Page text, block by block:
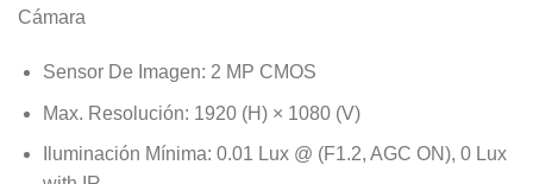
Cámara
Sensor De Imagen: 2 MP CMOS
Max. Resolución: 1920 (H) × 1080 (V)
Iluminación Mínima: 0.01 Lux @ (F1.2, AGC ON), 0 Lux